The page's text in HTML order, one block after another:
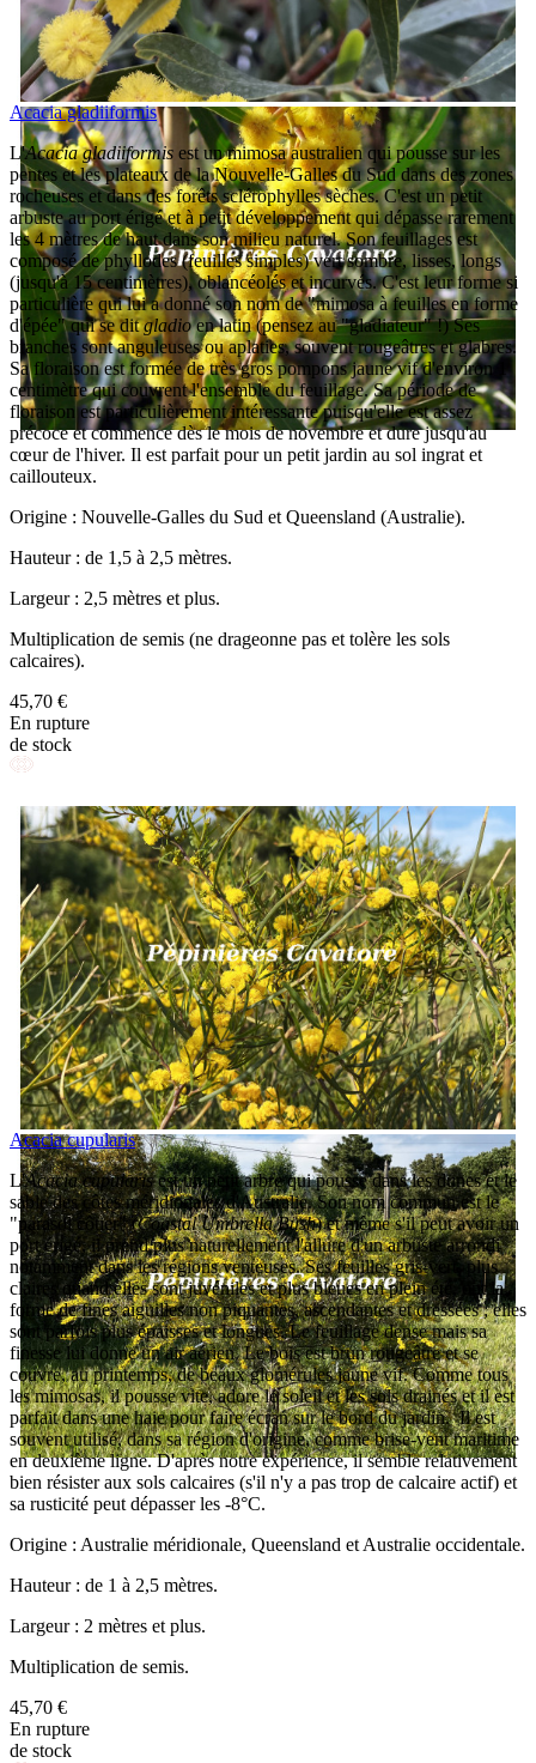
Acacia gladiiformis
L'Acacia gladiiformis est un mimosa australien qui pousse sur les
pentes et les plateaux de la Nouvelle-Galles du Sud dans des zones
rocheuses et dans des forêts sclérophylles sèches. C'est un petit
arbuste au port érigé et à petit développement qui dépasse rarement
les 4 mètres de haut dans son milieu naturel. Son feuillages est
composé de phyllodes (feuilles simples) vert sombre, lisses, longs
(jusqu'à 15 centimètres), oblancéolés et incurvés. C'est leur forme si
particulière qui lui a donné son nom de "mimosa à feuilles en forme
d'épée" qui se ditgladioen latin (pensez au "gladiateur" !) Ses
branches sont anguleuses ou aplaties, souvent rougeâtres et glabres.
Sa floraison est formée de très gros pompons jaune vif d'environ 1
centimètre qui couvrent l'ensemble du feuillage. Sa période de
floraison est particulièrement intéressante puisqu'elle est assez
précoce et commence dès le mois de novembre et dure jusqu'au
cœur de l'hiver. Il est parfait pour un petit jardin au sol ingrat et
caillouteux.
Origine : Nouvelle-Galles du Sud et Queensland (Australie).
Hauteur : de 1,5 à 2,5 mètres.
Largeur : 2,5 mètres et plus.
Multiplication de semis (ne drageonne pas et tolère les sols
calcaires).
45,70 €
En rupture
de stock
Acacia cupularis
L'Acacia cupularisest un petit arbre qui pousse dans les dunes et le
sable des côtes méridionales d'Australie. Son nom commun est le
"parasol côtier" (Coastal Umbrella Bush) et même s'il peut avoir un
port érigé, il prend plus naturellement l'allure d'un arbuste arrondi
notamment dans les régions venteuses. Ses feuilles gris-vert, plus
claires quand elles sont juvéniles et plus bleues en plein été, ont la
forme de fines aiguilles non piquantes, ascendantes et dressées ; elles
sont parfois plus épaisses et longues. Le feuillage dense mais sa
finesse lui donne un air aérien. Le bois est brun rougeâtre et se
couvre, au printemps, de beaux glomérules jaune vif. Comme tous
les mimosas, il pousse vite, adore le soleil et les sols drainés et il est
parfait dans une haie pour faire écran sur le bord du jardin. Il est
souvent utilisé, dans sa région d'origine, comme brise-vent maritime
en deuxième ligne. D'après notre expérience, il semble relativement
bien résister aux sols calcaires (s'il n'y a pas trop de calcaire actif) et
sa rusticité peut dépasser les -8°C.
Origine : Australie méridionale, Queensland et Australie occidentale.
Hauteur : de 1 à 2,5 mètres.
Largeur : 2 mètres et plus.
Multiplication de semis.
45,70 €
En rupture
de stock